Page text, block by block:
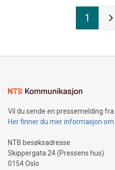
1
Vil du sende en pressemelding
Her finner du mer informasjon
NTB besøksadresse
Skippergata 24 (Pressens hus)
0154 Oslo